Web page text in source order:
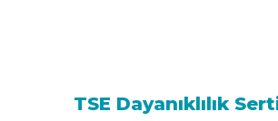
TSE Dayanıklılık